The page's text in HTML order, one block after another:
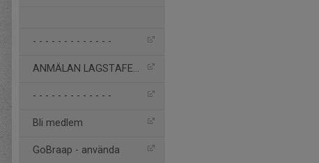
- - - - - - - - - - - - -
ANMÄLAN LAGSTAFETT 2026
- - - - - - - - - - - - -
Bli medlem
GoBraap - använda